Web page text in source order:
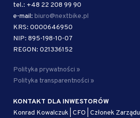
tel.: +48 22 208 99 90
e-mail: biuro@nextbike.pl
KRS: 0000646950
NIP: 895-198-10-07
REGON: 021336152
Polityka prywatności »
Polityka transparentności »
KONTAKT DLA INWESTORÓW
Konrad Kowalczuk | CFO | Członek Zarządu